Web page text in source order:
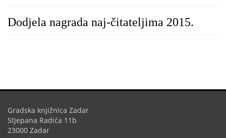
Dodjela nagrada naj-čitateljima 2015.
Gradska knjižnica Zadar
Stjepana Radića 11b
23000 Zadar